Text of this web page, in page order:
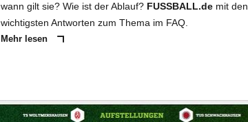
wann gilt sie? Wie ist der Ablauf? FUSSBALL.demit den
wichtigsten Antworten zum Thema im FAQ.
Mehr lesen